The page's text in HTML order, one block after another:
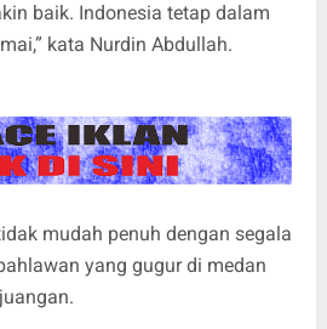
baik. Indonesia tetap dalam
kata Nurdin Abdullah.
mudah penuh dengan segala
yang gugur di medan